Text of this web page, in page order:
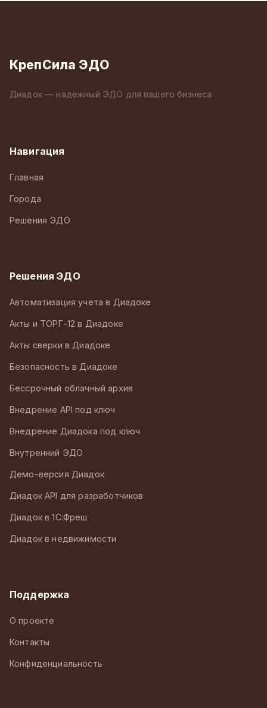
КрепСила ЭДО
Диадок — надёжный ЭДО для вашего бизнеса
Навигация
Главная
Города
Решения ЭДО
Решения ЭДО
Автоматизация учета в Диадоке
Акты и ТОРГ-12 в Диадоке
Акты сверки в Диадоке
Безопасность в Диадоке
Бессрочный облачный архив
Внедрение API под ключ
Внедрение Диадока под ключ
Внутренний ЭДО
Демо-версия Диадок
Диадок API для разработчиков
Диадок в 1С:Фреш
Диадок в недвижимости
Поддержка
О проекте
Контакты
Конфиденциальность